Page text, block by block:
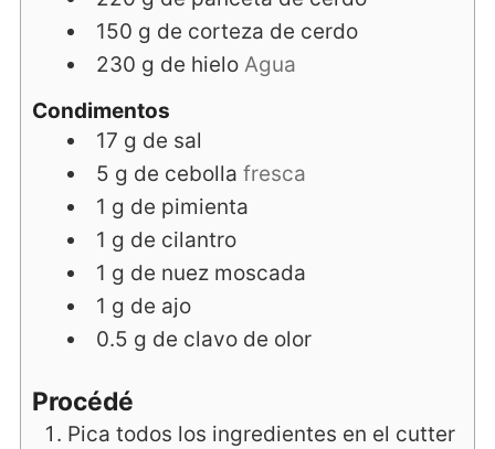
150 g de corteza de cerdo
230 g de hielo Agua
Condimentos
17 g de sal
5 g de cebolla fresca
1 g de pimienta
1 g de cilantro
1 g de nuez moscada
1 g de ajo
0.5 g de clavo de olor
Procédé
Pica todos los ingredientes en el cutter